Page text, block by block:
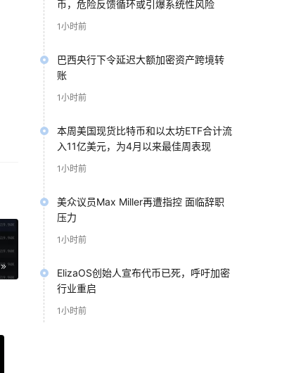
币，危险反馈循环或引爆系统性风险
1小时前
巴西央行下令延迟大额加密资产跨境转
账
1小时前
本周美国现货比特币和以太坊ETF合计流
入11亿美元，为4月以来最佳周表现
1小时前
美众议员Max Miller再遭指控 面临辞职
压力
1小时前
ElizaOS创始人宣布代币已死，呼吁加密
行业重启
1小时前